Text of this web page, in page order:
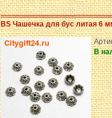
BS Чашечка для бус литая 6
В